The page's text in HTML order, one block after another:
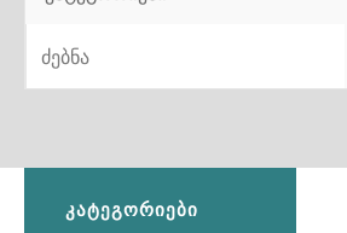
ᲙᲐᲢᲔᲒᲝᲠᲘᲔᲑᲘ